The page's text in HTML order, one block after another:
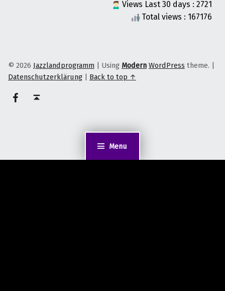
Menu
Views Last 30 days : 2721
Total views : 167176
© 2026 Jazzlandprogramm | Using Modern WordPress theme. |
Datenschutzerklärung | Back to top ↑